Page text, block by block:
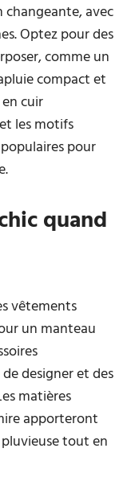
avec
Optez pour des
comme un
compact et
cuir
les motifs
pour
quand
vêtements
un manteau
designer et des
matières
apporteront
tout en